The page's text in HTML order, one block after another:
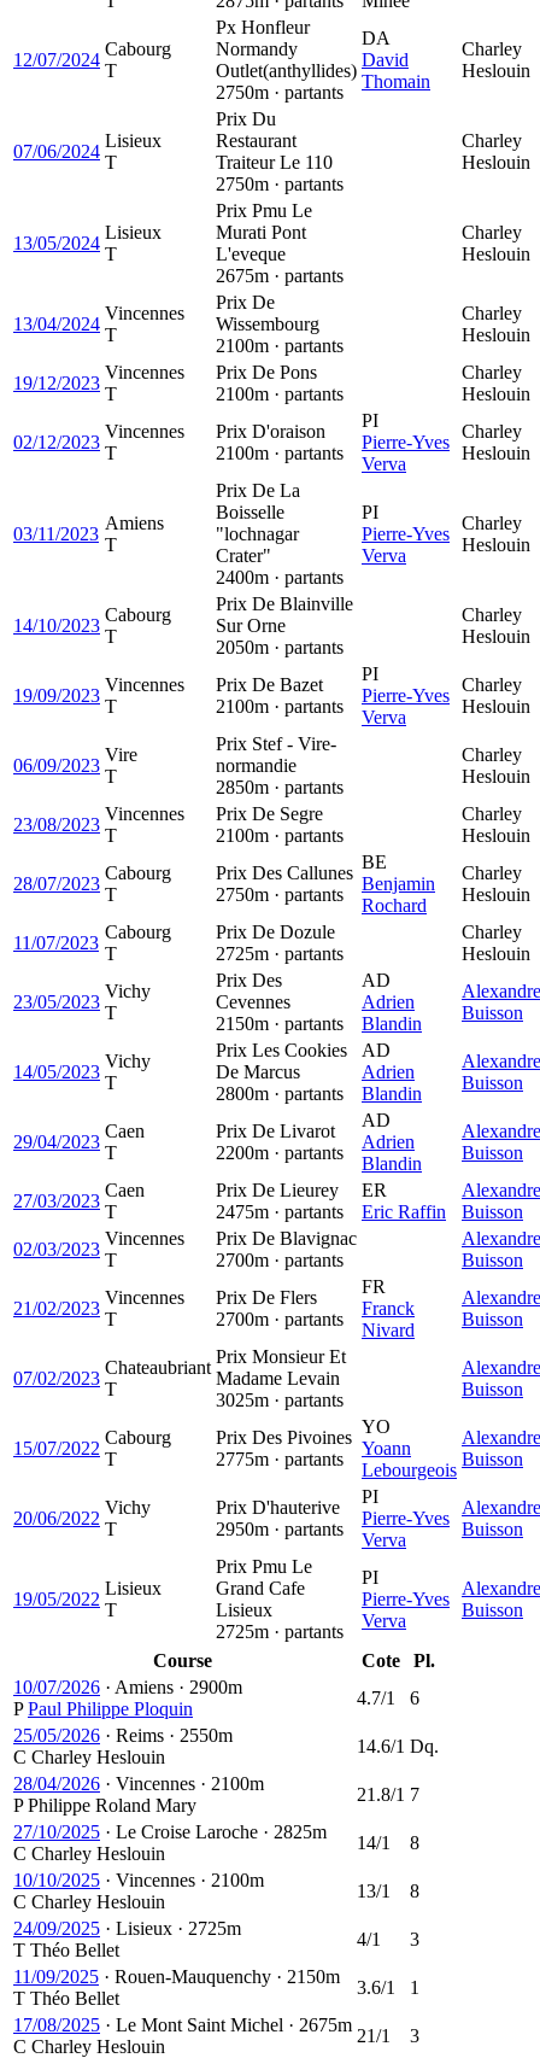
12/07/2024
Cabourg
T
Px Honfleur
Normandy
Outlet(anthyllides)
2750m · partants
DA
David
Thomain
Charley
Heslouin
07/06/2024
Lisieux
T
Prix Du
Restaurant
Traiteur Le 110
2750m · partants
Charley
Heslouin
13/05/2024
Lisieux
T
Prix Pmu Le
Murati Pont
L'eveque
2675m · partants
Charley
Heslouin
13/04/2024
Vincennes
T
Prix De
Wissembourg
2100m · partants
Charley
Heslouin
19/12/2023
Vincennes
T
Prix De Pons
2100m · partants
Charley
Heslouin
02/12/2023
Vincennes
T
Prix D'oraison
2100m · partants
PI
Pierre-Yves
Verva
Charley
Heslouin
03/11/2023
Amiens
T
Prix De La
Boisselle
"lochnagar
Crater"
2400m · partants
PI
Pierre-Yves
Verva
Charley
Heslouin
14/10/2023
Cabourg
T
Prix De Blainville
Sur Orne
2050m · partants
Charley
Heslouin
19/09/2023
Vincennes
T
Prix De Bazet
2100m · partants
PI
Pierre-Yves
Verva
Charley
Heslouin
06/09/2023
Vire
T
Prix Stef - Vire-
normandie
2850m · partants
Charley
Heslouin
23/08/2023
Vincennes
T
Prix De Segre
2100m · partants
Charley
Heslouin
28/07/2023
Cabourg
T
Prix Des Callunes
2750m · partants
BE
Benjamin
Rochard
Charley
Heslouin
11/07/2023
Cabourg
T
Prix De Dozule
2725m · partants
Charley
Heslouin
23/05/2023
Vichy
T
Prix Des
Cevennes
2150m · partants
AD
Adrien
Blandin
Alexandre
Buisson
14/05/2023
Vichy
T
Prix Les Cookies
De Marcus
2800m · partants
AD
Adrien
Blandin
Alexandre
Buisson
29/04/2023
Caen
T
Prix De Livarot
2200m · partants
AD
Adrien
Blandin
Alexandre
Buisson
27/03/2023
Caen
T
Prix De Lieurey
2475m · partants
ER
Eric Raffin
Alexandre
Buisson
02/03/2023
Vincennes
T
Prix De Blavignac
2700m · partants
Alexandre
Buisson
21/02/2023
Vincennes
T
Prix De Flers
2700m · partants
FR
Franck
Nivard
Alexandre
Buisson
07/02/2023
Chateaubriant
T
Prix Monsieur Et
Madame Levain
3025m · partants
Alexandre
Buisson
15/07/2022
Cabourg
T
Prix Des Pivoines
2775m · partants
YO
Yoann
Lebourgeois
Alexandre
Buisson
20/06/2022
Vichy
T
Prix D'hauterive
2950m · partants
PI
Pierre-Yves
Verva
Alexandre
Buisson
19/05/2022
Lisieux
T
Prix Pmu Le
Grand Cafe
Lisieux
2725m · partants
PI
Pierre-Yves
Verva
Alexandre
Buisson
Course Cote
Pl.
10/07/2026 · Amiens · 2900m
PPaul Philippe Ploquin
4.7/1
6
25/05/2026 · Reims · 2550m
C Charley Heslouin
14.6/1 Dq.
28/04/2026 · Vincennes · 2100m
PPhilippe Roland Mary
21.8/1 7
27/10/2025 · Le Croise Laroche · 2825m
C Charley Heslouin
14/1
8
10/10/2025 · Vincennes · 2100m
C Charley Heslouin
13/1
8
24/09/2025 · Lisieux · 2725m
T Théo Bellet
4/1
3
11/09/2025 · Rouen-Mauquenchy · 2150m
T Théo Bellet
3.6/1
1
17/08/2025 · Le Mont Saint Michel · 2675m
C Charley Heslouin
21/1
3